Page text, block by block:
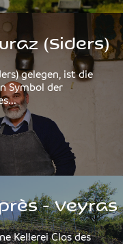
(Siders)
gelegen, ist die
Symbol der
- Veyras
Kellerei Clos des